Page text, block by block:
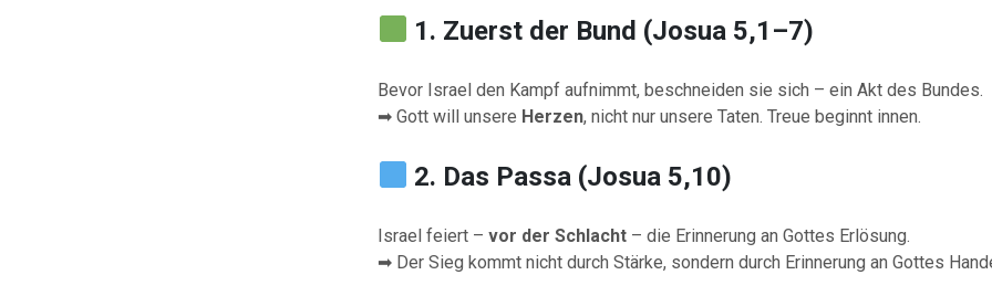
1. Zuerst der Bund (Josua 5,1–7)
Bevor Israel den Kampf aufnimmt, beschneiden sie sich – ein Akt des Bundes.
➡ Gott will unsere Herzen, nicht nur unsere Taten. Treue beginnt innen.
2. Das Passa (Josua 5,10)
Israel feiert – vor der Schlacht– die Erinnerung an Gottes Erlösung.
➡ Der Sieg kommt nicht durch Stärke, sondern durch Erinnerung an Gottes